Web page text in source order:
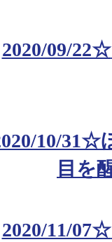
2020/09/22☆
10/31☆
目を
2020/11/07☆